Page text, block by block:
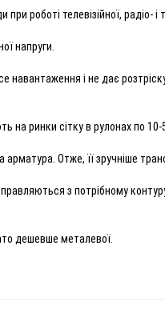
роботі телевізійної, радіо- і
напруги.
навантаження і не дає
на ринки сітку в рулонах по
Отже, її зручніше
з потрібному
дешевше металевої.